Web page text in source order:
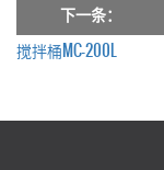
下一条：
搅拌桶MC-200L